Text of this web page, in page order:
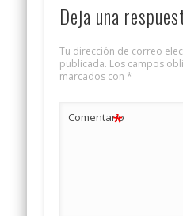
Deja una
Tu dirección de correo
publicada. Los campos
marcados con *
Comentario
*